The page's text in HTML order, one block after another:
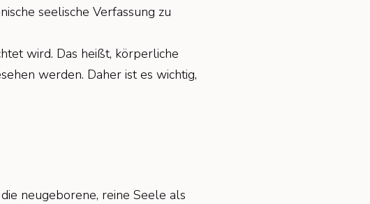
seelische Verfassung zu
wird. Das heißt, körperliche
werden. Daher ist es wichtig,
neugeborene, reine Seele als